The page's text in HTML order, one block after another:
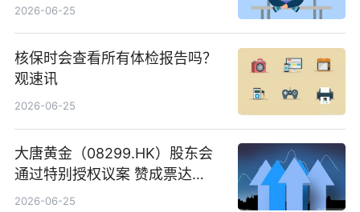
创作工作流进一步提效
2026-06-25
核保时会查看所有体检报告吗？
观速讯
2026-06-25
大唐黄金（08299.HK）股东会
通过特别授权议案 赞成票达
100%_新动态
2026-06-25